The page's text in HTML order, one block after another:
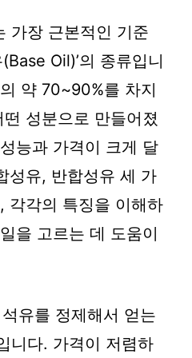
가장 근본적인 기준
Oil)’의 종류입니
약 70~90%를 차지
성분으로 만들어졌
능과 가격이 크게 달
성유, 반합성유 세 가
각각의 특징을 이해하
을 고르는 데 도움이
유를 정제해서 얻는
니다. 가격이 저렴하